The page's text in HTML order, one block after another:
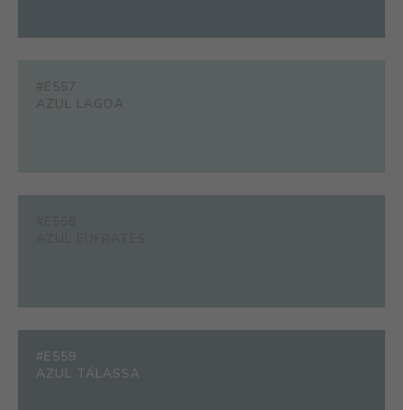
#E557
AZUL LAGOA
#E559
AZUL TÁLASSA